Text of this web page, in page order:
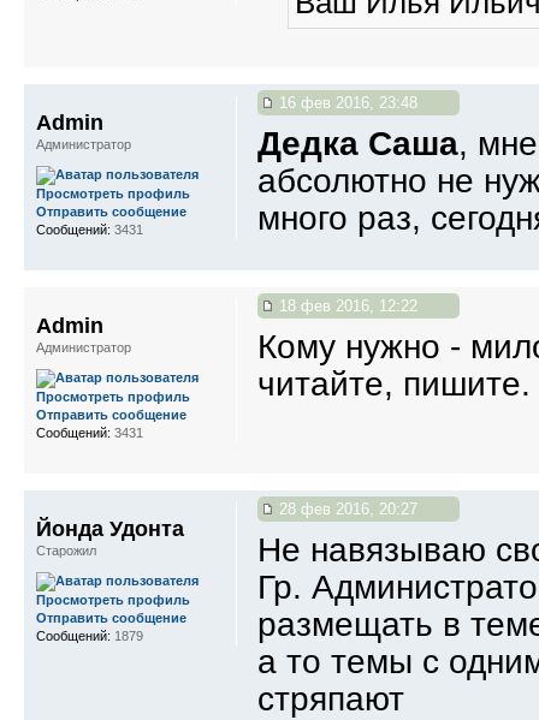
16 фев 2016, 23:48
Дедка Саша,
абсолютно не
много раз,
Admin
Администратор
Просмотреть профиль
Отправить сообщение
Сообщений: 3431
18 фев 2016, 12:22
Кому нужно -
читайте, пишите.
Admin
Администратор
Просмотреть профиль
Отправить сообщение
Сообщений: 3431
28 фев 2016, 20:27
Не навязываю
Гр.
размещать в
а то темы с
стряпают
Йонда Удонта
Старожил
Просмотреть профиль
Отправить сообщение
Сообщений: 1879